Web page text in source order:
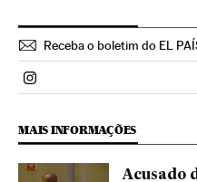
Receba o boletim do EL
Politica El País Brasil en
MAIS INFORMAÇÕES
Acusado